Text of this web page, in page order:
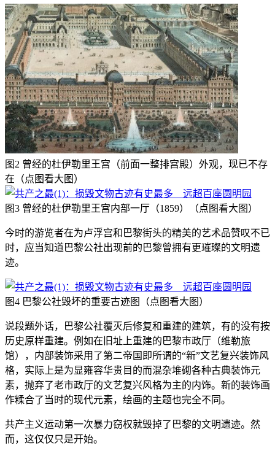
图2 曾经的杜伊勒里王宫（前面一整排宫殿）外观，现已不存
在（点图看大图）
图3 曾经的杜伊勒里王宫内部一厅（1859）（点图看大图）
今时的游览者在为卢浮宫和巴黎街头的精美的艺术品赞叹不已
时，应当知道巴黎公社出现前的巴黎曾拥有更璀璨的文明遗
迹。
图4 巴黎公社毁坏的重要古迹图（点图看大图）
说段题外话，巴黎公社覆灭后修复和重建的建筑，有的没有按
历史原样重建。例如在旧址上重建的巴黎市政厅（维勒旅
馆），内部装饰采用了第二帝国即所谓的“新”文艺复兴装饰风
格，实际上是为显雍容华贵目的而混杂堆砌各种古典装饰元
素，抛弃了老市政厅的文艺复兴风格为主的内饰。新的装饰画
作糅合了当时的现代元素，绘画的主题也完全不同。
共产主义运动第一次暴力窃权就毁掉了巴黎的文明遗迹。然
而，这仅仅只是开始。